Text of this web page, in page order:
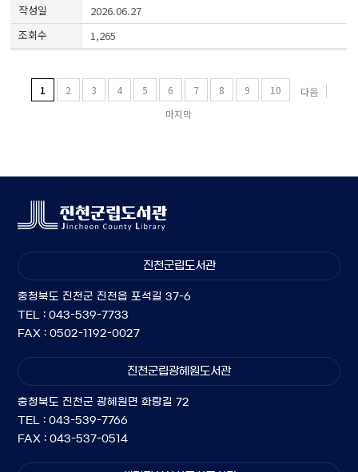
2026.06.27
1,265
1 2 3 4 5 6 7 8 9 10
다음
마지막
진천군립도서관
충청북도 진천군 진천읍 포석길 37-6
TEL : 043-539-7733
FAX : 0502-1192-0027
진천군립광혜원도서관
충청북도 진천군 광혜원면 화랑길 72
TEL : 043-539-7766
FAX : 043-537-0514